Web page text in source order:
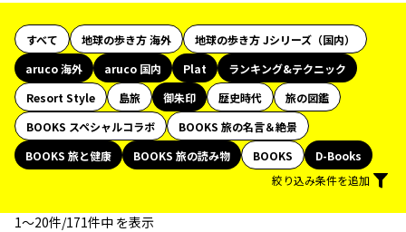
すべて 地球の歩き方 海外
地球の歩き方 Jシリーズ（国内）
aruco 海外
aruco 国内 Plat
ランキング&テクニック
Resort Style
島旅 御朱印 歴史時代
旅の図鑑
BOOKS スペシャルコラボ
BOOKS 旅の名言＆絶景
BOOKS 旅と健康
BOOKS 旅の読み物 BOOKS
D-Books
絞り込み条件を追加
1〜20件/171件中 を表示